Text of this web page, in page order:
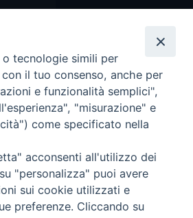
presidenza
tecnologie simili per
il tuo consenso, anche per
e funzionalità semplici",
"misurazione" e
come specificato nella
acconsenti all'utilizzo dei
"personalizza" puoi avere
sui cookie utilizzati e
preferenze. Cliccando su